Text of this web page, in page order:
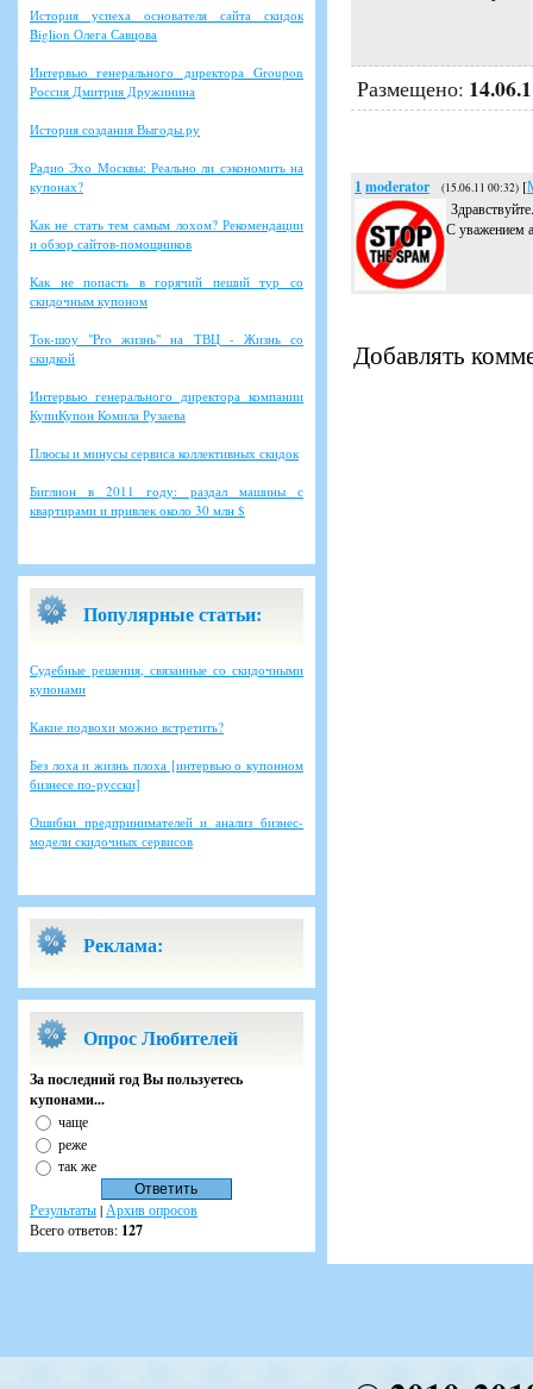
История успеха основателя сайта скидок
Biglion Олега Савцова
Интервью генерального директора Groupon
Россия Дмитрия Дружинина
История создания Выгоды.ру
Радио Эхо Москвы: Реально ли сэкономить на
купонах?
Как не стать тем самым лохом? Рекомендации
и обзор сайтов-помощников
Как не попасть в горячий пеший тур со
скидочным купоном
Ток-шоу "Pro жизнь" на ТВЦ - Жизнь со
скидкой
Интервью генерального директора компании
КупиКупон Комила Рузаева
Плюсы и минусы сервиса коллективных скидок
Биглион в 2011 году: раздал машины с
квартирами и привлек около 30 млн $
Популярные статьи:
Судебные решения, связанные со скидочными
купонами
Какие подвохи можно встретить?
Без лоха и жизнь плоха [интервью о купонном
бизнесе по-русски]
Ошибки предпринимателей и анализ бизнес-
модели скидочных сервисов
Реклама:
Опрос Любителей
За последний год Вы пользуетесь
купонами...
чаще
реже
так же
Результаты| Архив опросов
Всего ответов: 127
Размещено:
1 moderator (15.06.11 00:32) [
С уважением
Добавлять